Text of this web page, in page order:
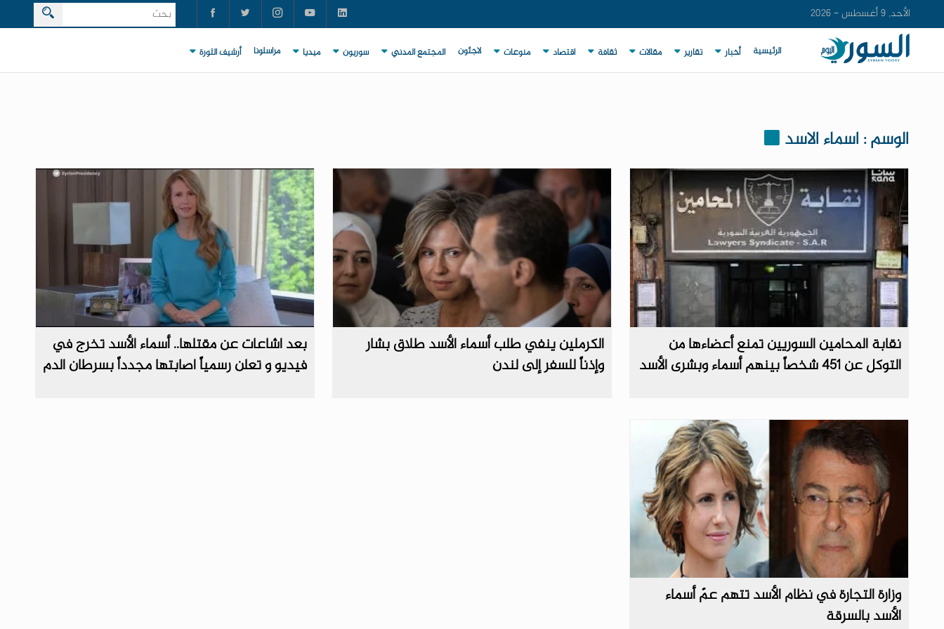
الأحد, 9 أغسطس - 2026
الرئيسية أخبار تقارير مقالات ثقافة اقتصاد منوعات لاجئون المجتمع المدني سوريون ميديا مراسلونا أرشيف الثورة
الوسم : اسماء الاسد
نقابة المحامين السوريين تمنع أعضاءها من
التوكل عن 451 شخصاً بينهم أسماء وبشرى الأسد
الكرملين ينفي طلب أسماء الأسد طلاق بشار
وإذناً للسفر إلى لندن
بعد اشاعات عن مقتلها.. أسماء الأسد تخرج في
فيديو و تعلن رسمياً اصابتها مجدداً بسرطان الدم
وزارة التجارة في نظام الأسد تتهم عمّ أسماء
الأسد بالسرقة